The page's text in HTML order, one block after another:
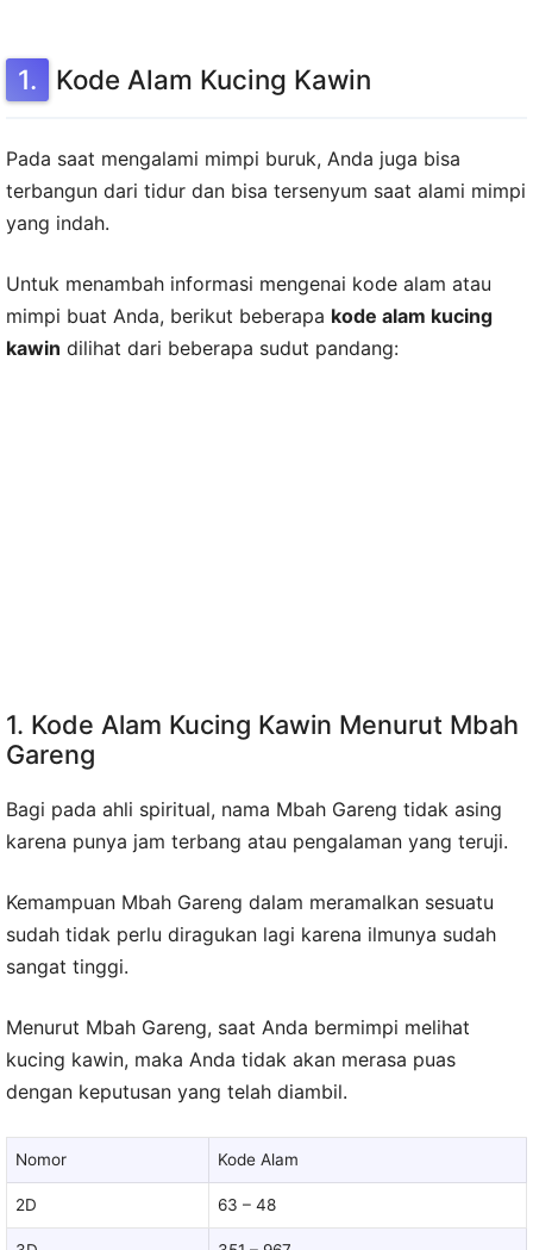
Kode Alam Kucing Kawin
Pada saat mengalami mimpi buruk, Anda juga bisa
terbangun dari tidur dan bisa tersenyum saat alami mimpi
yang indah.
Untuk menambah informasi mengenai kode alam atau
mimpi buat Anda, berikut beberapa kode alam kucing
kawin dilihat dari beberapa sudut pandang:
1. Kode Alam Kucing Kawin Menurut Mbah
Gareng
Bagi pada ahli spiritual, nama Mbah Gareng tidak asing
karena punya jam terbang atau pengalaman yang teruji.
Kemampuan Mbah Gareng dalam meramalkan sesuatu
sudah tidak perlu diragukan lagi karena ilmunya sudah
sangat tinggi.
Menurut Mbah Gareng, saat Anda bermimpi melihat
kucing kawin, maka Anda tidak akan merasa puas
dengan keputusan yang telah diambil.
Nomor Kode Alam
2D 63 – 48